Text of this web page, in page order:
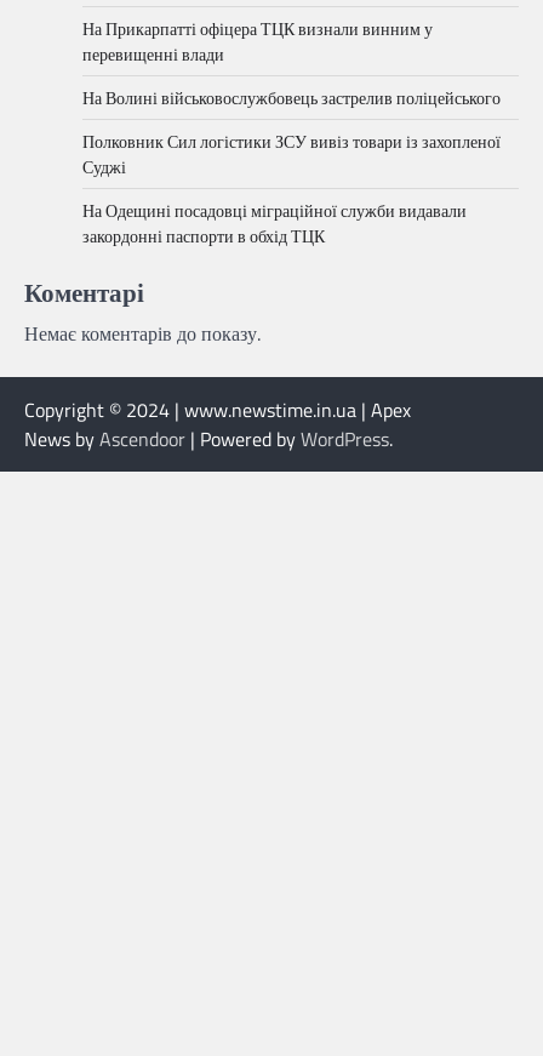
На Прикарпатті офіцера ТЦК визнали винним у
перевищенні влади
На Волині військовослужбовець застрелив поліцейського
Полковник Сил логістики ЗСУ вивіз товари із захопленої
Суджі
На Одещині посадовці міграційної служби видавали
закордонні паспорти в обхід ТЦК
Коментарі
Немає коментарів до показу.
Copyright © 2024 | www.newstime.in.ua | Apex
News byAscendoor | Powered byWordPress.